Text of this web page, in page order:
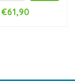
€61,90